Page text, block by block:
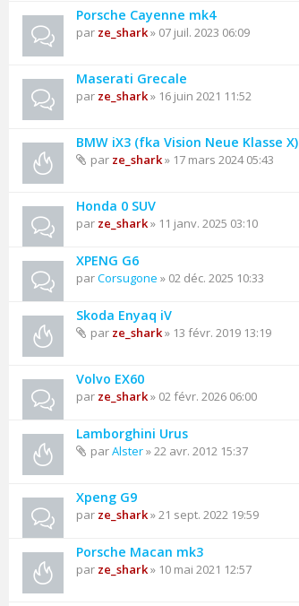
Porsche Cayenne mk4
par ze_shark» 07 juil. 2023 06:09
Maserati Grecale
par ze_shark» 16 juin 2021 11:52
BMW iX3 (fka Vision Neue Klasse X)
par ze_shark» 17 mars 2024 05:43
Honda 0 SUV
par ze_shark» 11 janv. 2025 03:10
XPENG G6
parCorsugone » 02 déc. 2025 10:33
Skoda Enyaq iV
par ze_shark» 13 févr. 2019 13:19
Volvo EX60
par ze_shark» 02 févr. 2026 06:00
Lamborghini Urus
parAlster» 22 avr. 2012 15:37
Xpeng G9
par ze_shark» 21 sept. 2022 19:59
Porsche Macan mk3
par ze_shark» 10 mai 2021 12:57